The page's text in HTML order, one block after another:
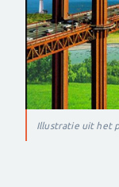
Illustratie uit het